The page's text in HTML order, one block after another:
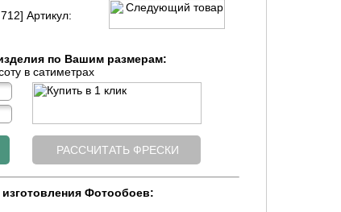
Артикул:
по Вашим размерам:
в сатиметрах
Фотообоев: